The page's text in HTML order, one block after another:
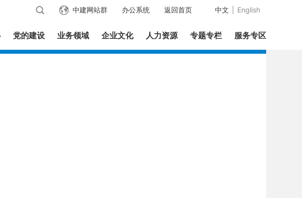
中文 English
返回首页
办公系统
中建网站群
党的建设 业务领域 企业文化 人力资源 专题专栏 服务专区